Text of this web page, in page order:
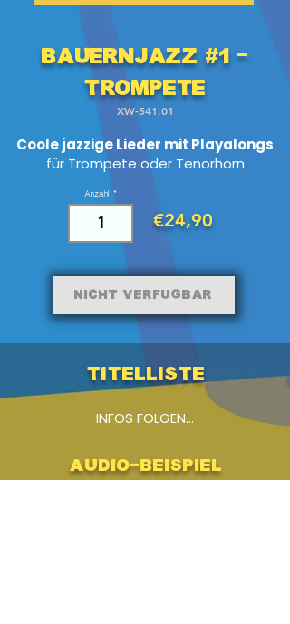
BauernJazz #1 -
Trompete
XW-541.01
Coole jazzige Lieder mit Playalongs
für Trompete oder Tenorhorn
Anzahl
€24,90
Nicht verfügbar
Titelliste
INFOS FOLGEN...
Audio-Beispiel